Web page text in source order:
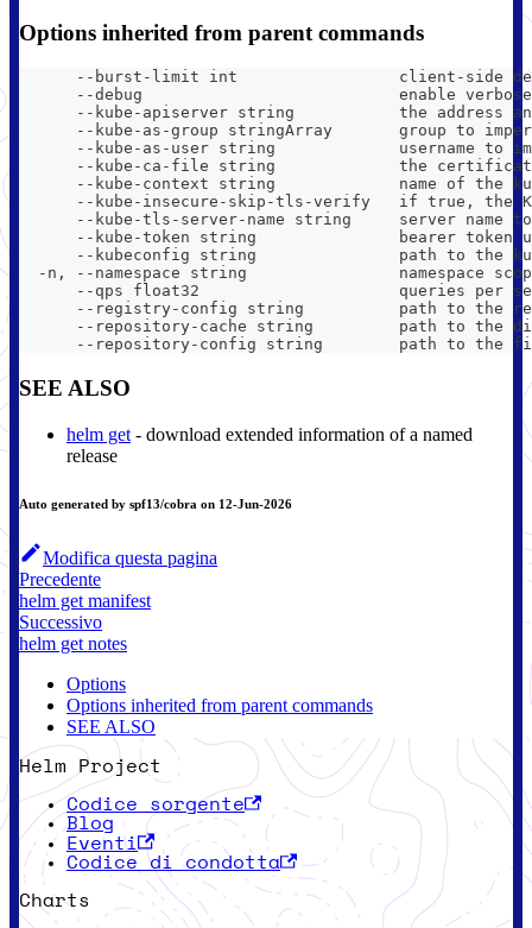
Options inherited from parent commands
--burst-limit int                 client-side
--debug                           enable
--kube-apiserver string           the address
--kube-as-group stringArray       group to
--kube-as-user string             username to
--kube-ca-file string             the
--kube-context string             name of the
--kube-insecure-skip-tls-verify   if true, the
--kube-tls-server-name string     server name
--kube-token string               bearer token
--kubeconfig string               path to the
-n, --namespace string                namespace
--qps float32                     queries per
--registry-config string          path to the
--repository-cache string         path to the
--repository-config string        path to the
SEE ALSO
helm get - download extended information of a named
release
Auto generated by spf13/cobra on 12-Jun-2026
Modifica questa pagina
Precedente
helm get manifest
Successivo
helm get notes
Options
Options inherited from parent commands
SEE ALSO
Helm Project
Codice sorgente
Blog
Eventi
Codice di condotta
Charts